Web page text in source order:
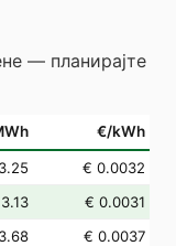
— планирајте
€/kWh
€ 0.0032
€ 0.0031
€ 0.0037